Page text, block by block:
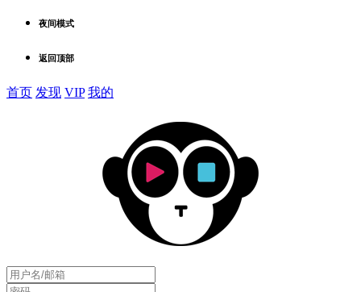
夜间模式
返回顶部
首页 发现 VIP 我的